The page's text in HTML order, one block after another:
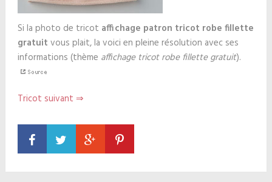
Si la photo de tricot affichage patron tricot robe fillette
gratuit vous plait, la voici en pleine résolution avec ses
informations (thème affichage tricot robe fillette gratuit).
Tricot suivant ⇒